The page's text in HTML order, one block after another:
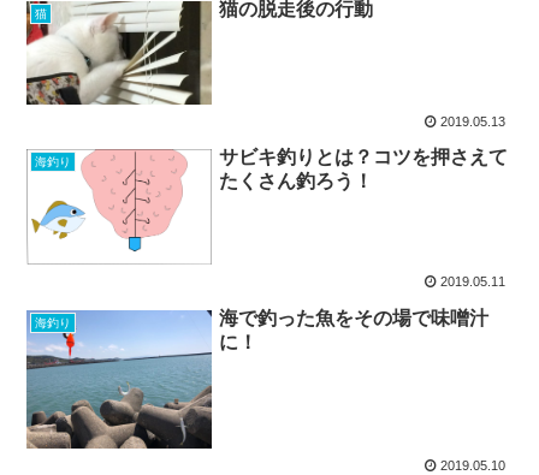
猫 猫の脱走後の行動
2019.05.13
海釣り
サビキ釣りとは？コツを押さえて
たくさん釣ろう！
2019.05.11
海釣り
海で釣った魚をその場で味噌汁
に！
2019.05.10